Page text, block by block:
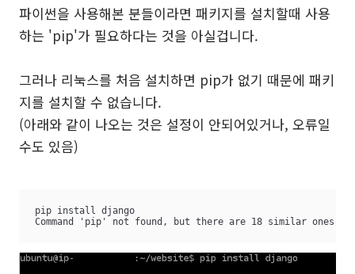
파이썬을 사용해본 분들이라면 패키지를 설치할때 사용
하는 'pip'가 필요하다는 것을 아실겁니다.
그러나 리눅스를 처음 설치하면 pip가 없기 때문에 패키
지를 설치할 수 없습니다.
(아래와 같이 나오는 것은 설정이 안되어있거나, 오류일
수도 있음)
pip install django
Command 'pip' not found, but there are 18 similar ones